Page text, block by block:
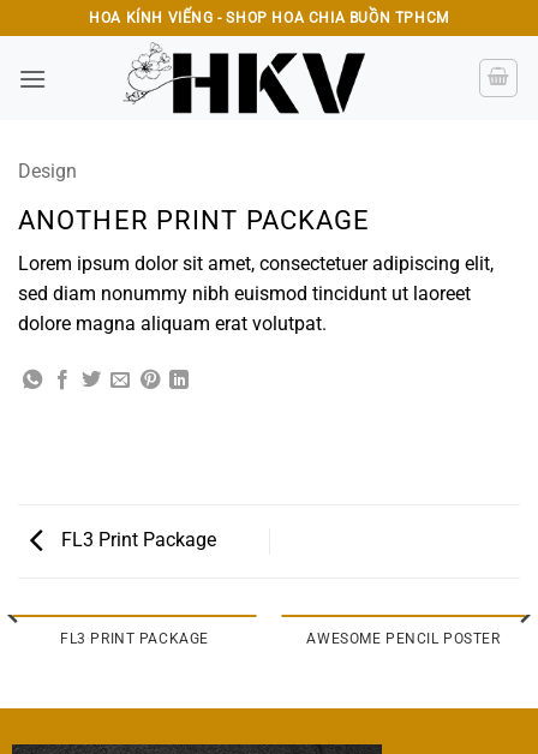
qua
nội
HOA KÍNH VIẾNG - SHOP HOA CHIA BUỒN TPHCM
Design
ANOTHER PRINT PACKAGE
Lorem ipsum dolor sit amet, consectetuer adipiscing elit,
sed diam nonummy nibh euismod tincidunt ut laoreet
dolore magna aliquam erat volutpat.
FL3 Print Package
FL3 PRINT PACKAGE AWESOME PENCIL POSTER